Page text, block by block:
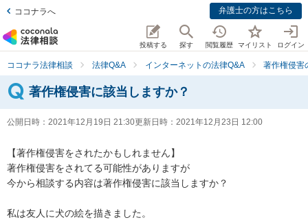
ココナラへ 弁護士の方はこちら
投稿する 探す 閲覧履歴 マイリスト ログイン
ココナラ法律相談 法律Q&A インターネットの法律Q&A 著作権侵害
著作権侵害に該当しますか？
公開日時： 2021年12月19日 21:30更新日時： 2021年12月23日 12:00
【著作権侵害をされたかもしれません】
著作権侵害をされてる可能性がありますが
今から相談する内容は著作権侵害に該当しますか？
私は友人に犬の絵を描きました。